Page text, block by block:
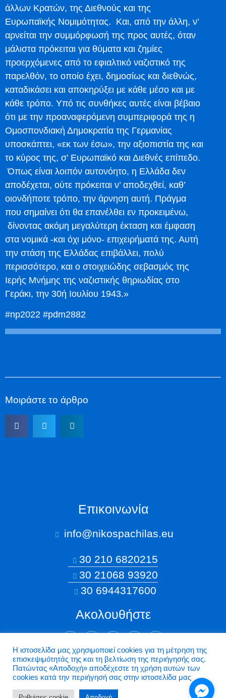
άλλων Κρατών, της Διεθνούς και της
Ευρωπαϊκής Νομιμότητας. Και, από την άλλη, ν’
αρνείται την συμμόρφωσή της προς αυτές, όταν
μάλιστα πρόκειται για θύματα και ζημίες
προερχόμενες από το εφιαλτικό ναζιστικό της
παρελθόν, το οποίο έχει, δημοσίως και διεθνώς,
καταδικάσει και αποκηρύξει με κάθε μέσο και με
κάθε τρόπο. Υπό τις συνθήκες αυτές είναι βέβαιο
ότι με την προαναφερόμενη συμπεριφορά της η
Ομοσπονδιακή Δημοκρατία της Γερμανίας
υποσκάπτει, «εκ των έσω», την αξιοπιστία της και
το κύρος της, σ’ Ευρωπαϊκό και Διεθνές επίπεδο.
Όπως είναι λοιπόν αυτονόητο, η Ελλάδα δεν
αποδέχεται, ούτε πρόκειται ν’ αποδεχθεί, καθ’
οιονδήποτε τρόπο, την άρνηση αυτή. Πράγμα
που σημαίνει ότι θα επανέλθει εν προκειμένω,
δίνοντας ακόμη μεγαλύτερη έκταση και έμφαση
στα νομικά -και όχι μόνο- επιχειρήματά της. Αυτή
την στάση της Ελλάδας επιβάλλει, πολύ
περισσότερο, και ο στοιχειώδης σεβασμός της
Ιερής Μνήμης της ναζιστικής θηριωδίας στο
Γεράκι, την 30ή Ιουλίου 1943.»
#np2022 #pdm2882
Μοιράστε το άρθρο
Επικοινωνία
info@nikospachilas.eu​
Ακολουθήστε
©2026 Nikospachilas.eu - Design by Dstream
30 210 6820215
30 21068 93920
30 6944317600
Η ιστοσελίδα μας χρησιμοποιεί cookies για τη μέτρηση της
επισκεψιμότητάς της και τη βελτίωση της περιήγησής σας.
Πατώντας «Aποδοχή» αποδέχεστε τη χρήση αυτών των
cookies κατά την περιήγησή σας στην ιστοσελίδα μας